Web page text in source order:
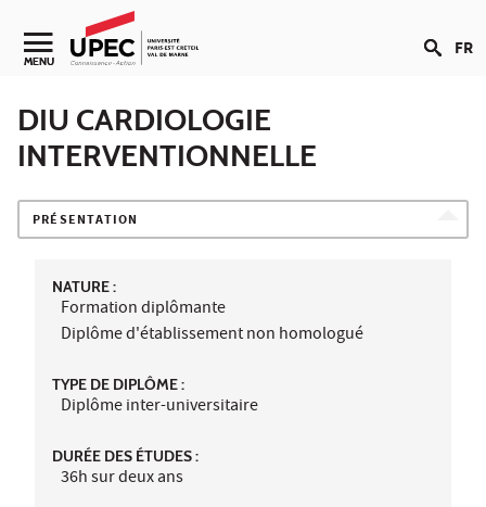
Aller au contenu
Navigation secondaire
MENU FR
DIU CARDIOLOGIE
INTERVENTIONNELLE
PRÉSENTATION
NATURE :
Formation diplômante
Diplôme d'établissement non homologué
TYPE DE DIPLÔME :
Diplôme inter-universitaire
DURÉE DES ÉTUDES :
36h sur deux ans